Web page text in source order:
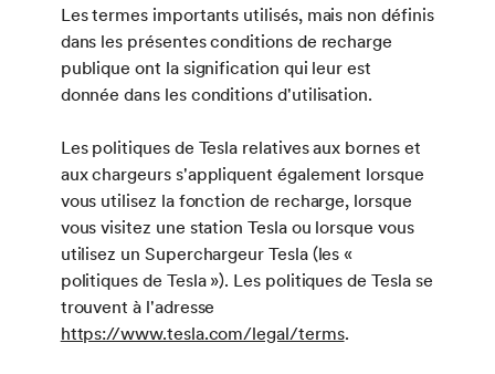
Les termes importants utilisés, mais non définis
dans les présentes conditions de recharge
publique ont la signification qui leur est
donnée dans les conditions d'utilisation.
Les politiques de Tesla relatives aux bornes et
aux chargeurs s'appliquent également lorsque
vous utilisez la fonction de recharge, lorsque
vous visitez une station Tesla ou lorsque vous
utilisez un Superchargeur Tesla (les «
politiques de Tesla »). Les politiques de Tesla se
trouvent à l'adresse
https://www.tesla.com/legal/terms.